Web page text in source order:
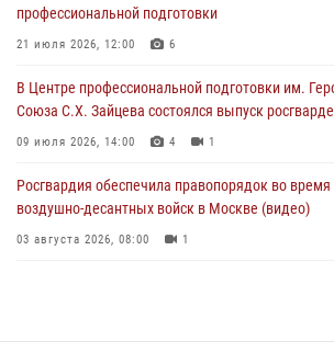
В Главном управлении Росгвардии по городу
работы подразделений за прошедший месяц
профессиональной подготовки
21 июля 2026, 12:00 6
В Центре профессиональной подготовки им.
Союза С.Х. Зайцева состоялся выпуск
09 июля 2026, 14:00 4 1
Росгвардия обеспечила правопорядок во
воздушно-десантных войск в Москве (видео)
03 августа 2026, 08:00 1